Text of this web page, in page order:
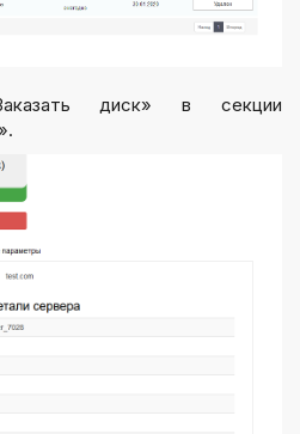
диск» в секции